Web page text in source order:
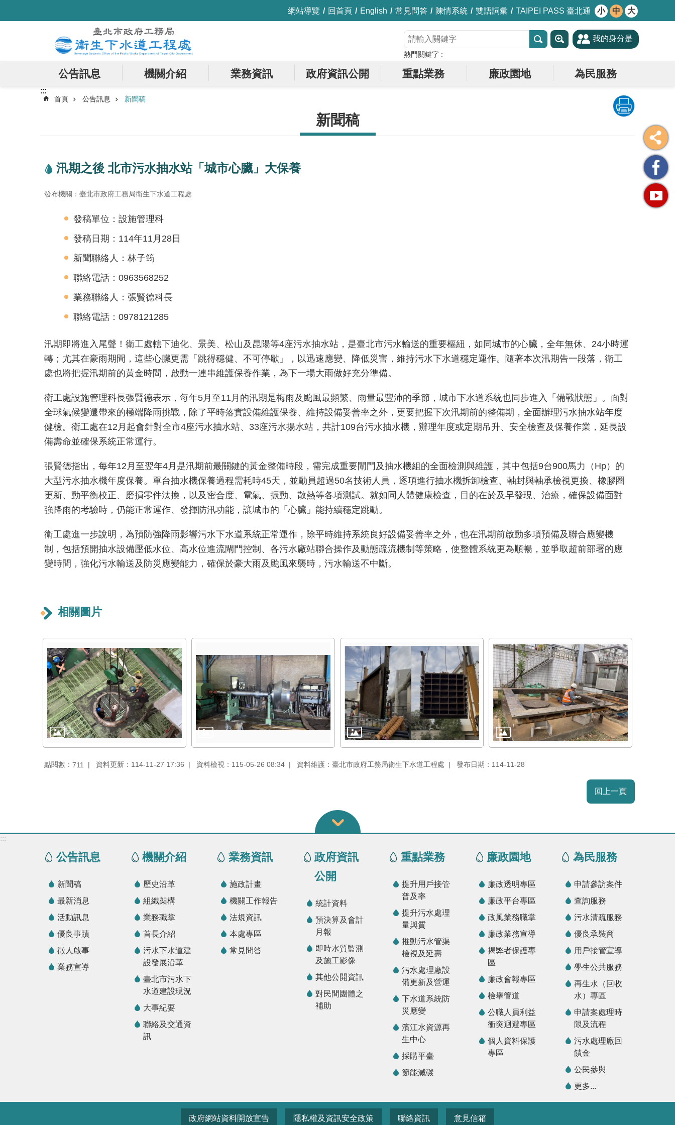
網站導覽 回首頁 English 常見問答 陳情系統 雙語詞彙 TAIPEI PASS 臺北通 小 中 大
熱門關鍵字
我的身分是
公告訊息 機關介紹 業務資訊 政府資訊公開 重點業務 廉政園地 為民服務
:::
首頁 公告訊息 新聞稿
新聞稿
汛期之後 北市污水抽水站「城市心臟」大保養
發布機關：臺北市政府工務局衛生下水道工程處
發稿單位：設施管理科
發稿日期：114年11月28日
新聞聯絡人：林子筠
聯絡電話：0963568252
業務聯絡人：張賢德科長
聯絡電話：0978121285
汛期即將進入尾聲！衛工處轄下迪化、景美、松山及昆陽等4座污水抽水站，是臺北市污水輸送的重要樞紐，如同城市的心臟，全年無休、24小時運
轉；尤其在豪雨期間，這些心臟更需「跳得穩健、不可停歇」，以迅速應變、降低災害，維持污水下水道穩定運作。隨著本次汛期告一段落，衛工
處也將把握汛期前的黃金時間，啟動一連串維護保養作業，為下一場大雨做好充分準備。
衛工處設施管理科長張賢德表示，每年5月至11月的汛期是梅雨及颱風最頻繁、雨量最豐沛的季節，城市下水道系統也同步進入「備戰狀態」。面對
全球氣候變遷帶來的極端降雨挑戰，除了平時落實設備維護保養、維持設備妥善率之外，更要把握下次汛期前的整備期，全面辦理污水抽水站年度
健檢。衛工處在12月起會針對全市4座污水抽水站、33座污水揚水站，共計109台污水抽水機，辦理年度或定期吊升、安全檢查及保養作業，延長設
備壽命並確保系統正常運行。
張賢德指出，每年12月至翌年4月是汛期前最關鍵的黃金整備時段，需完成重要閘門及抽水機組的全面檢測與維護，其中包括9台900馬力（Hp）的
大型污水抽水機年度保養。單台抽水機保養過程需耗時45天，並動員超過50名技術人員，逐項進行抽水機拆卸檢查、軸封與軸承檢視更換、橡膠圈
更新、動平衡校正、磨損零件汰換，以及密合度、電氣、振動、散熱等各項測試。就如同人體健康檢查，目的在於及早發現、治療，確保設備面對
強降雨的考驗時，仍能正常運作、發揮防汛功能，讓城市的「心臟」能持續穩定跳動。
衛工處進一步說明，為預防強降雨影響污水下水道系統正常運作，除平時維持系統良好設備妥善率之外，也在汛期前啟動多項預備及聯合應變機
制，包括預開抽水設備壓低水位、高水位進流閘門控制、各污水廠站聯合操作及動態疏流機制等策略，使整體系統更為順暢，並爭取超前部署的應
變時間，強化污水輸送及防災應變能力，確保於豪大雨及颱風來襲時，污水輸送不中斷。
相關圖片
點閱數： 711 資料更新：114-11-27 17:36 資料檢視：115-05-26 08:34 資料維護：臺北市政府工務局衛生下水道工程處 發布日期：114-11-28
回上一頁
:::
公告訊息
新聞稿
最新消息
活動訊息
優良事蹟
徵人啟事
業務宣導
機關介紹
歷史沿革
組織架構
業務職掌
首長介紹
污水下水道建
設發展沿革
臺北市污水下
水道建設現況
大事紀要
聯絡及交通資
訊
業務資訊
施政計畫
機關工作報告
法規資訊
本處專區
常見問答
政府資訊
公開
統計資料
預決算及會計
月報
即時水質監測
及施工影像
其他公開資訊
對民間團體之
補助
重點業務
提升用戶接管
普及率
提升污水處理
量與質
推動污水管渠
檢視及延壽
污水處理廠設
備更新及營運
下水道系統防
災應變
濱江水資源再
生中心
採購平臺
節能減碳
廉政園地
廉政透明專區
廉政平台專區
政風業務職掌
廉政業務宣導
揭弊者保護專
區
廉政會報專區
檢舉管道
公職人員利益
衝突迴避專區
個人資料保護
專區
為民服務
申請參訪案件
查詢服務
污水清疏服務
優良承裝商
用戶接管宣導
學生公共服務
再生水（回收
水）專區
申請案處理時
限及流程
污水處理廠回
饋金
公民參與
更多...
政府網站資料開放宣告 隱私權及資訊安全政策 聯絡資訊 意見信箱